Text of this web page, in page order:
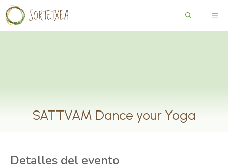
Saltar
al
contenido
SATTVAM Dance your Yoga
Detalles del evento